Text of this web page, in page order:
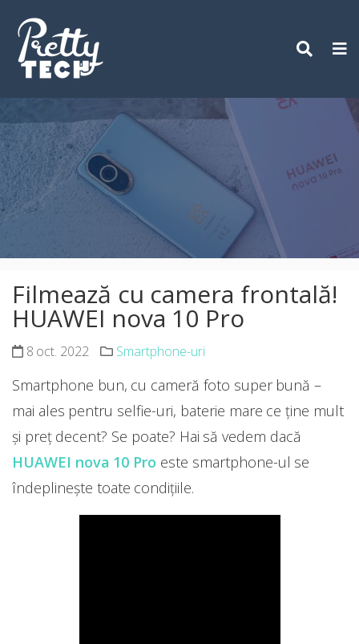
content
Filmează cu camera frontală!
HUAWEI nova 10 Pro
8 oct. 2022 Smartphone-uri
Smartphone bun, cu cameră foto super bună –
mai ales pentru selfie-uri, baterie mare ce ține mult
și preț decent? Se poate? Hai să vedem dacă
HUAWEI nova 10 Pro este smartphone-ul se
îndeplinește toate condițiile.